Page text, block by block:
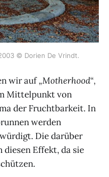
© Dorien De Vrindt.
wir auf„Motherhood“,
Mittelpunkt von
der Fruchtbarkeit. In
werden
Die darüber
diesen Effekt, da sie